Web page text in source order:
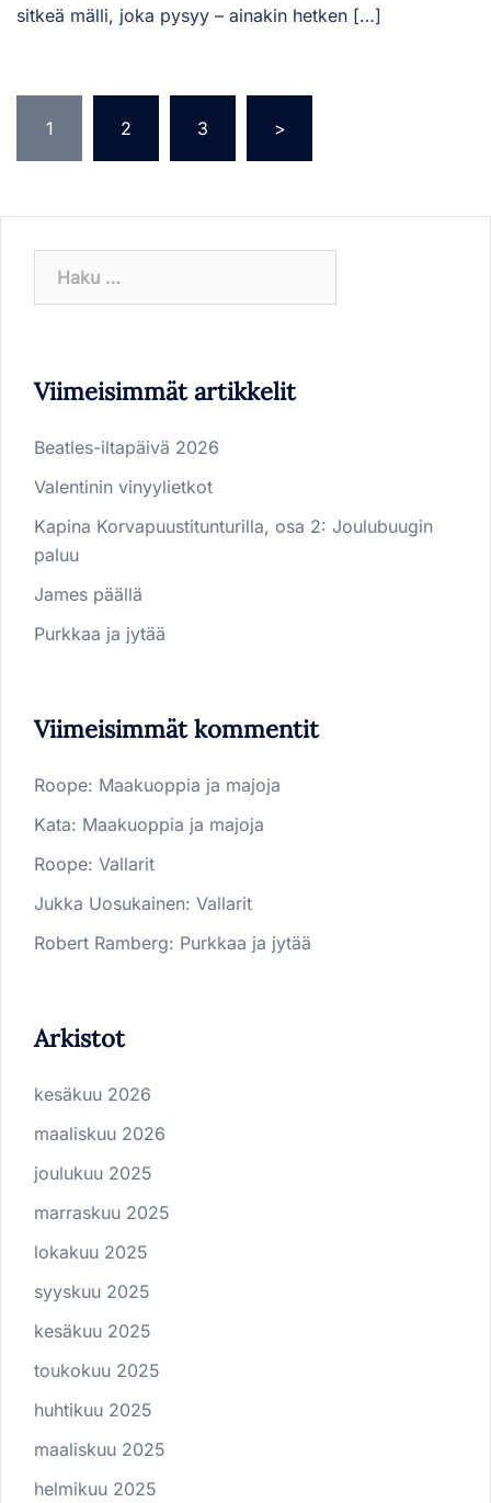
sitkeä mälli, joka pysyy – ainakin hetken […]
sivutus
1 2 3 >
Viimeisimmät artikkelit
Beatles-iltapäivä 2026
Valentinin vinyylietkot
Kapina Korvapuustitunturilla, osa 2: Joulubuugin
paluu
James päällä
Purkkaa ja jytää
Viimeisimmät kommentit
Roope: Maakuoppia ja majoja
Kata: Maakuoppia ja majoja
Roope: Vallarit
Jukka Uosukainen: Vallarit
Robert Ramberg: Purkkaa ja jytää
Arkistot
kesäkuu 2026
maaliskuu 2026
joulukuu 2025
marraskuu 2025
lokakuu 2025
syyskuu 2025
kesäkuu 2025
toukokuu 2025
huhtikuu 2025
maaliskuu 2025
helmikuu 2025